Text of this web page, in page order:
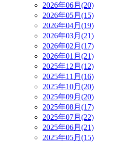
2026年06月(20)
2026年05月(15)
2026年04月(19)
2026年03月(21)
2026年02月(17)
2026年01月(21)
2025年12月(12)
2025年11月(16)
2025年10月(20)
2025年09月(20)
2025年08月(17)
2025年07月(22)
2025年06月(21)
2025年05月(15)